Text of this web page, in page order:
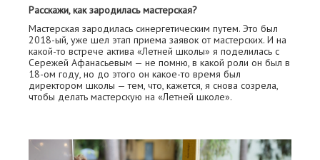
Расскажи, как зародилась мастерская?
Мастерская зародилась синергетическим путем. Это был
2018-ый, уже шел этап приема заявок от мастерских. И на
какой-то встрече актива «Летней школы» я поделилась с
Сережей Афанасьевым — не помню, в какой роли он был в
18-ом году, но до этого он какое-то время был
директором школы — тем, что, кажется, я снова созрела,
чтобы делать мастерскую на «Летней школе».